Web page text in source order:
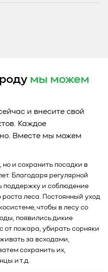
мы можем
и внесите свой
Каждое
Вместе мы можем
но и сохранить посадки в
Благодаря регулярной
и соблюдение
роста леса. Постоянный уход
чтобы в лесу со
появились дикие
от пожара, убирать сорняки
за всходами,
сохранить их,
и т.д.